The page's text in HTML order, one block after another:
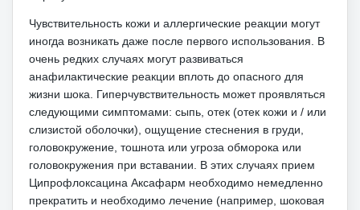
Чувствительность кожи и аллергические реакции могут
иногда возникать даже после первого использования. В
очень редких случаях могут развиваться
анафилактические реакции вплоть до опасного для
жизни шока. Гиперчувствительность может проявляться
следующими симптомами: сыпь, отек (отек кожи и / или
слизистой оболочки), ощущение стеснения в груди,
головокружение, тошнота или угроза обморока или
головокружения при вставании. В этих случаях прием
Ципрофлоксацина Аксафарм необходимо немедленно
прекратить и необходимо лечение (например, шоковая